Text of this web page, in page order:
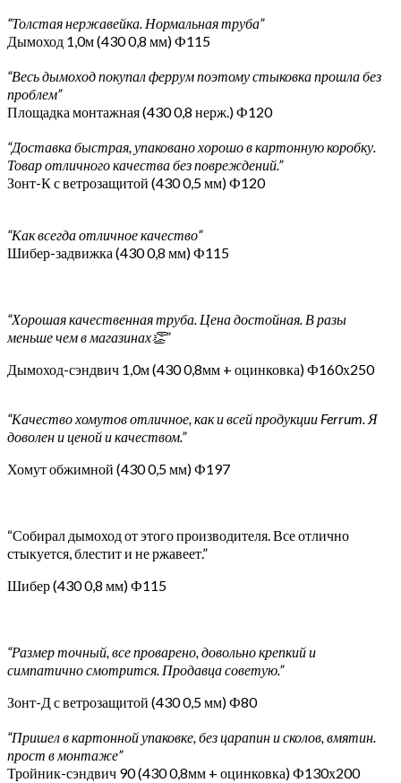
“Толстая нержавейка. Нормальная труба”
Дымоход 1,0м (430 0,8 мм) Ф115
“Весь дымоход покупал феррум поэтому стыковка прошла без
проблем”
Площадка монтажная (430 0,8 нерж.) Ф120
“Доставка быстрая, упаковано хорошо в картонную коробку.
Товар отличного качества без повреждений.”
Зонт-К с ветрозащитой (430 0,5 мм) Ф120
“Как всегда отличное качество”
Шибер-задвижка (430 0,8 мм) Ф115
“Хорошая качественная труба. Цена достойная. В разы
меньше чем в магазинах👏”
Дымоход-сэндвич 1,0м (430 0,8мм + оцинковка) Ф160х250
“Качество хомутов отличное, как и всей продукции Ferrum. Я
доволен и ценой и качеством.”
Хомут обжимной (430 0,5 мм) Ф197
“Собирал дымоход от этого производителя. Все отлично
стыкуется, блестит и не ржавеет.”
Шибер (430 0,8 мм) Ф115
“Размер точный, все проварено, довольно крепкий и
симпатично смотрится. Продавца советую.”
Зонт-Д с ветрозащитой (430 0,5 мм) Ф80
“Пришел в картонной упаковке, без царапин и сколов, вмятин.
прост в монтаже”
Тройник-сэндвич 90 (430 0,8мм + оцинковка) Ф130х200